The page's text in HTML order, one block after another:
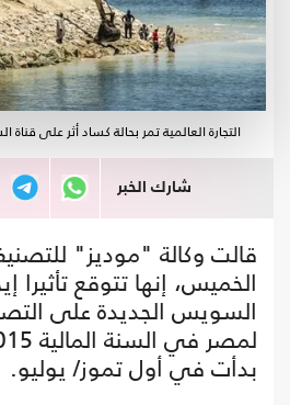
التجارة العالمية تمر بحالة كساد أثر على
شارك الخبر
قالت وكالة "موديز"
الخميس، إنها تتوقع تأثيرا
السويس الجديدة على
بدأت في أول تموز/ يوليو.